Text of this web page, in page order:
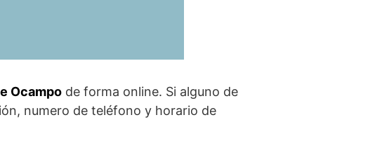
Ocampo de forma online. Si alguno de
numero de teléfono y horario de